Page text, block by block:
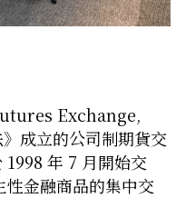
Exchange,
成立的公司制期貨交
1998 年 7 月開始交
性金融商品的集中交